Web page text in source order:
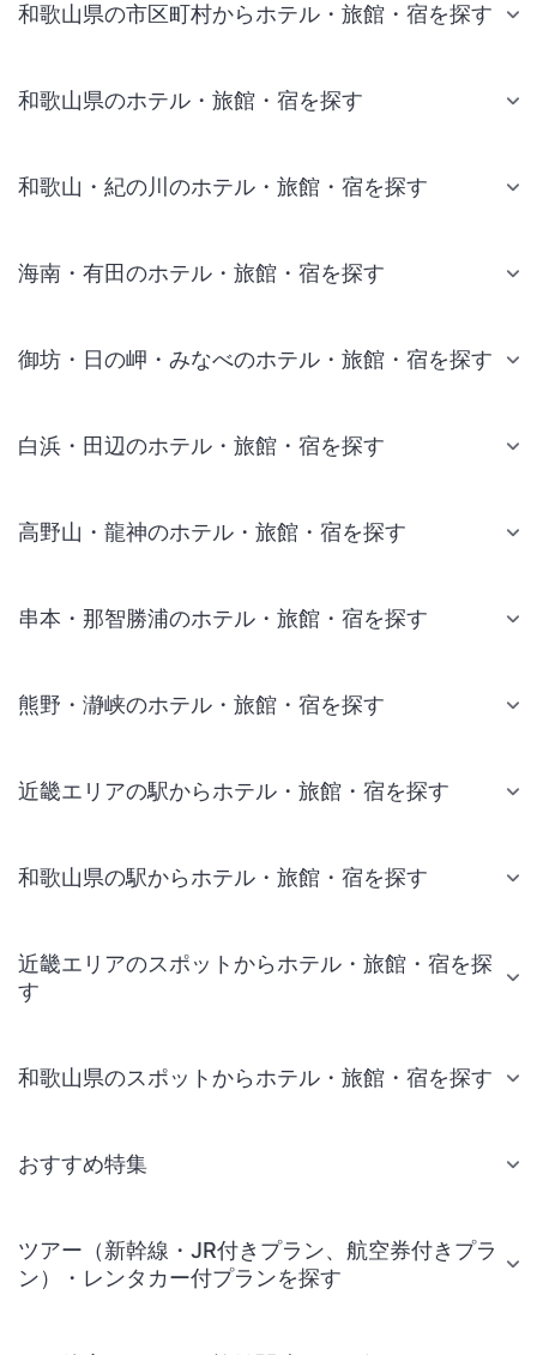
和歌山県の市区町村からホテル・旅館・宿を探す
和歌山県のホテル・旅館・宿を探す
和歌山・紀の川のホテル・旅館・宿を探す
海南・有田のホテル・旅館・宿を探す
御坊・日の岬・みなべのホテル・旅館・宿を探す
白浜・田辺のホテル・旅館・宿を探す
高野山・龍神のホテル・旅館・宿を探す
串本・那智勝浦のホテル・旅館・宿を探す
熊野・瀞峡のホテル・旅館・宿を探す
近畿エリアの駅からホテル・旅館・宿を探す
和歌山県の駅からホテル・旅館・宿を探す
近畿エリアのスポットからホテル・旅館・宿を探
す
和歌山県のスポットからホテル・旅館・宿を探す
おすすめ特集
ツアー（新幹線・JR付きプラン、航空券付きプラ
ン）・レンタカー付プランを探す